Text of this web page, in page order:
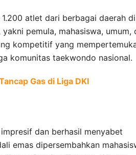
atlet dari berbagai daerah di
pemula, mahasiswa, umum,
kompetitif yang
komunitas taekwondo nasional.
Gas di Liga DKI
dan berhasil menyabet
emas dipersembahkan